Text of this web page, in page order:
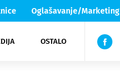
Oglašavanje/Marketing
OSTALO
Lika & Senj
TV